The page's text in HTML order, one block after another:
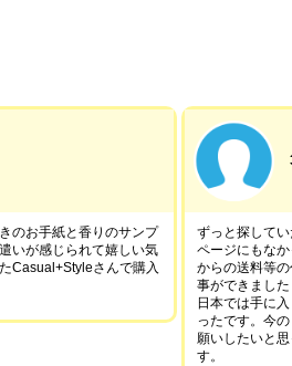
のお手紙と香りのサンプ
いが感じられて嬉しい気
Casual+Styleさんで購入
ずっと探して
ページにもな
からの送料等
事ができました
日本では手に
ったです。今
願いしたいと
す。